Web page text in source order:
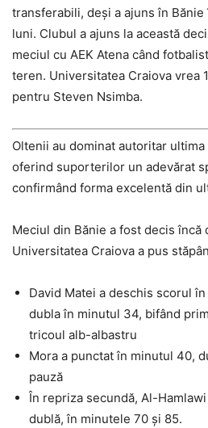
transferabili, deși a ajuns în Bănie
luni. Clubul a ajuns la această
meciul cu AEK Atena când
teren. Universitatea Craiova vrea
pentru Steven Nsimba.
Oltenii au dominat autoritar
oferind suporterilor un adevărat
confirmând forma excelentă din
Meciul din Bănie a fost decis încă
Universitatea Craiova a pus
David Matei a deschis scorul
dubla în minutul 34, bifând
tricoul alb-albastru
Mora a punctat în minutul 40,
pauză
În repriza secundă, Al-
dublă, în minutele 70 și 85.